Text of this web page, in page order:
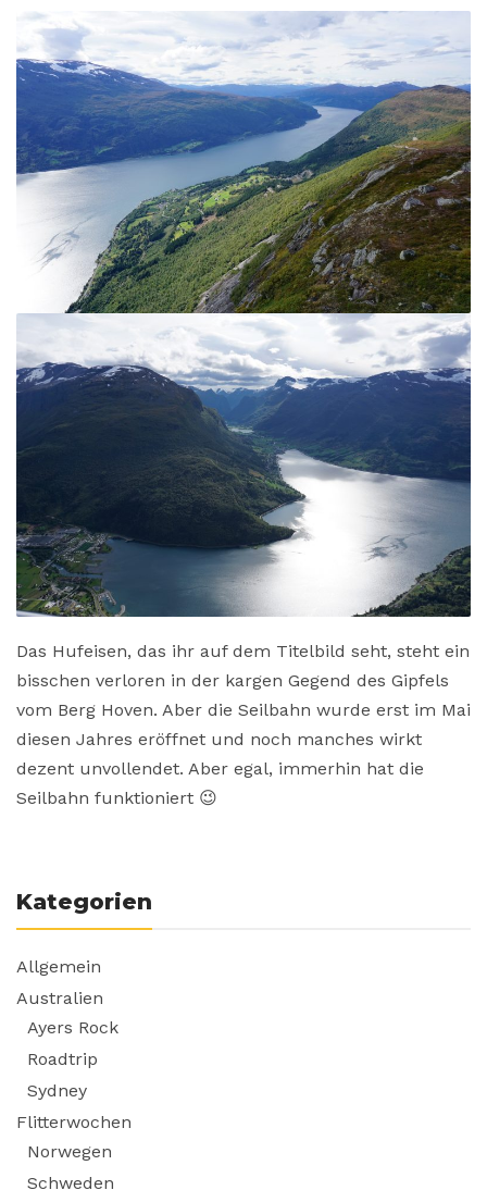
Das Hufeisen, das ihr auf dem Titelbild seht, steht ein
bisschen verloren in der kargen Gegend des Gipfels
vom Berg Hoven. Aber die Seilbahn wurde erst im Mai
diesen Jahres eröffnet und noch manches wirkt
dezent unvollendet. Aber egal, immerhin hat die
Seilbahn funktioniert 😉
Kategorien
Allgemein
Australien
Ayers Rock
Roadtrip
Sydney
Flitterwochen
Norwegen
Schweden